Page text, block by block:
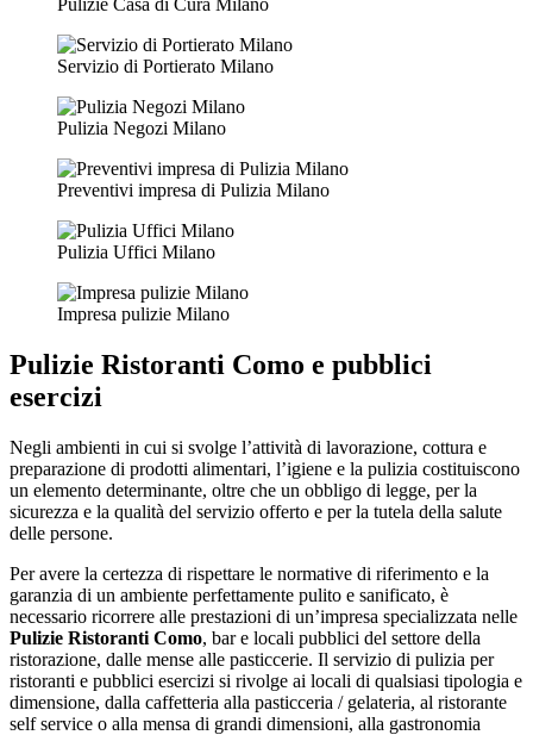
Pulizie Casa di Cura Milano
Servizio di Portierato Milano
Pulizia Negozi Milano
Preventivi impresa di Pulizia Milano
Pulizia Uffici Milano
Impresa pulizie Milano
Pulizie Ristoranti Como e pubblici
esercizi
Negli ambienti in cui si svolge l’attività di lavorazione, cottura e
preparazione di prodotti alimentari, l’igiene e la pulizia costituiscono
un elemento determinante, oltre che un obbligo di legge, per la
sicurezza e la qualità del servizio offerto e per la tutela della salute
delle persone.
Per avere la certezza di rispettare le normative di riferimento e la
garanzia di un ambiente perfettamente pulito e sanificato, è
necessario ricorrere alle prestazioni di un’impresa specializzata nelle
Pulizie Ristoranti Como, bar e locali pubblici del settore della
ristorazione, dalle mense alle pasticcerie. Il servizio di pulizia per
ristoranti e pubblici esercizi si rivolge ai locali di qualsiasi tipologia e
dimensione, dalla caffetteria alla pasticceria / gelateria, al ristorante
self service o alla mensa di grandi dimensioni, alla gastronomia